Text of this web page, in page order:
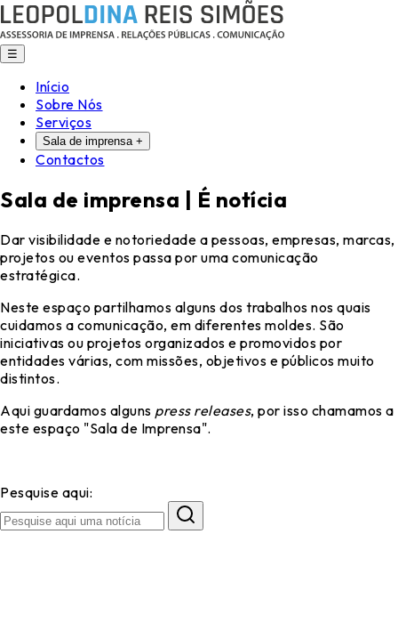
☰
Início
Sobre Nós
Serviços
Sala de imprensa +
Contactos
Sala de imprensa | É notícia
Dar visibilidade e notoriedade a pessoas, empresas, marcas,
projetos ou eventos passa por uma comunicação
estratégica.
Neste espaço partilhamos alguns dos trabalhos nos quais
cuidamos a comunicação, em diferentes moldes. São
iniciativas ou projetos organizados e promovidos por
entidades várias, com missões, objetivos e públicos muito
distintos.
Aqui guardamos alguns press releases, por isso chamamos a
este espaço "Sala de Imprensa".
Pesquise aqui: